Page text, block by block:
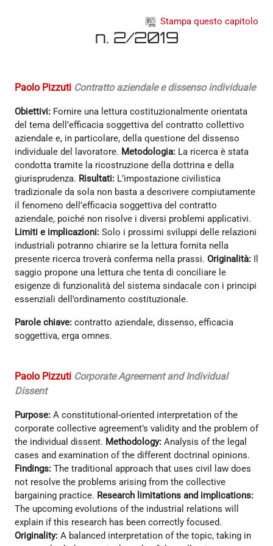
Stampa questo capitolo
n. 2/2019
Paolo Pizzuti Contratto aziendale e dissenso individuale
Obiettivi: Fornire una lettura costituzionalmente orientata
del tema dell’efficacia soggettiva del contratto collettivo
aziendale e, in particolare, della questione del dissenso
individuale del lavoratore. Metodologia: La ricerca è stata
condotta tramite la ricostruzione della dottrina e della
giurisprudenza. Risultati: L’impostazione civilistica
tradizionale da sola non basta a descrivere compiutamente
il fenomeno dell’efficacia soggettiva del contratto
aziendale, poiché non risolve i diversi problemi applicativi.
Limiti e implicazioni: Solo i prossimi sviluppi delle relazioni
industriali potranno chiarire se la lettura fornita nella
presente ricerca troverà conferma nella prassi. Originalità: Il
saggio propone una lettura che tenta di conciliare le
esigenze di funzionalità del sistema sindacale con i principi
essenziali dell’ordinamento costituzionale.
Parole chiave: contratto aziendale, dissenso, efficacia
soggettiva, erga omnes.
Paolo Pizzuti Corporate Agreement and Individual
Dissent
Purpose: A constitutional-oriented interpretation of the
corporate collective agreement’s validity and the problem of
the individual dissent. Methodology: Analysis of the legal
cases and examination of the different doctrinal opinions.
Findings: The traditional approach that uses civil law does
not resolve the problems arising from the collective
bargaining practice. Research limitations and implications:
The upcoming evolutions of the industrial relations will
explain if this research has been correctly focused.
Originality: A balanced interpretation of the topic, taking in